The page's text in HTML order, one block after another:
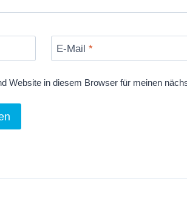
E-Mail *
Website in diesem Browser für meinen